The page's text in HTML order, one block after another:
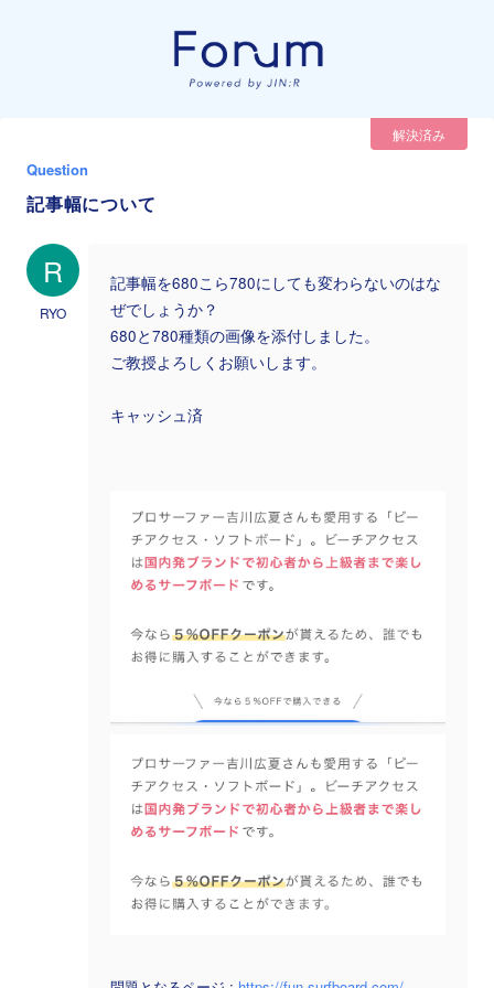
解決済み
Question
記事幅について
R
RYO
記事幅を680こら780にしても変わらないのはな
ぜでしょうか？
680と780種類の画像を添付しました。
ご教授よろしくお願いします。
キャッシュ済